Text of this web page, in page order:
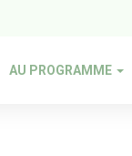
AU PROGRAMME